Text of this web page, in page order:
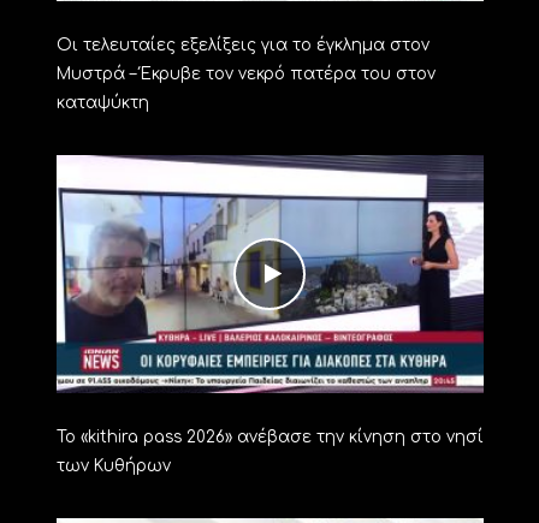
Οι τελευταίες εξελίξεις για το έγκλημα στον
Μυστρά – Έκρυβε τον νεκρό πατέρα του στον
καταψύκτη
Το «kithira pass 2026» ανέβασε την κίνηση στο νησί
των Κυθήρων